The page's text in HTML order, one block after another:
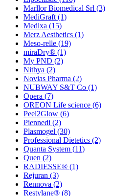
Marllor Biomedical Srl (3)
MediGraft (1)
Medixa (15)
Merz Aesthetics (1)
Meso-relle (19)
miraDry® (1)
My PND (2)
Nithya (2)
Novias Pharma (2)
NUBWAY S&T Co (1)
Opera (7)
OREON Life science (6)
Peel2Glow (6)
Piennedi (2)
Plasmogel (30)
Professional Dietetics (2)
Quanta System (11)
Quen (2)
RADIESSE® (1)
Rejuran (3)
Rennova (2)
Restylane® (8)